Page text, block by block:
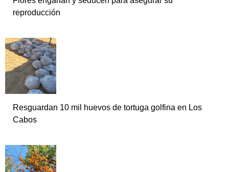
reproducción
Resguardan 10 mil huevos de tortuga golfina en Los
Cabos